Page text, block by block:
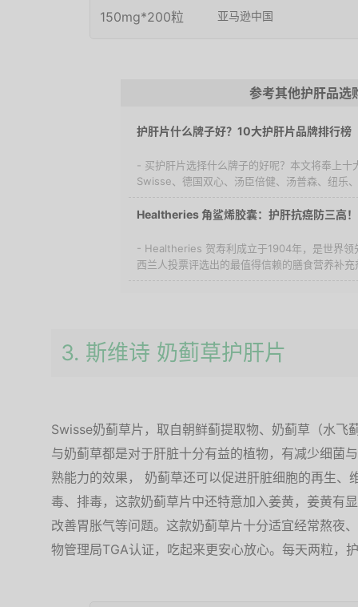
亚马逊中国
参考其他护肝品选
护肝片什么牌子好？10大护肝片品牌排行榜
- 买护肝片选择什么牌子的好呢？本文将奉上十
Swisse、德国双心、汤臣倍健、汤普森、纽乐
Healtheries 角鲨烯胶囊：护肝抗癌防三高
- Healtheries 贺寿利成立于1904年，是世界领
西兰人投票评选出的最值得信赖的膳食营养补
3. 斯维诗 奶蓟草护肝片
Swisse奶蓟草片，取自朝鲜蓟提取物、奶蓟草（水飞
与奶蓟草都是对于肝脏十分有益的植物，有减少细菌
熟能力的效果， 奶蓟草还可以促进肝脏细胞的再生、
毒、排毒，这款奶蓟草片中还特意加入姜黄，姜黄有
改善胃胀气等问题。这款奶蓟草片十分适宜经常熬夜
物管理局TGA认证，吃起来更安心放心。每天两粒，